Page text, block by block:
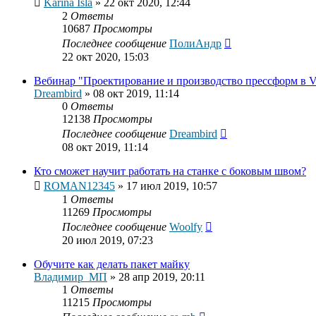
Karina Isla » 22 окт 2020, 12:44
2 Ответы
10687 Просмотры
Последнее сообщение ПолиАндр
22 окт 2020, 15:03
Вебинар "Проектирование и производство прессформ в
Dreambird » 08 окт 2019, 11:14
0 Ответы
12138 Просмотры
Последнее сообщение Dreambird
08 окт 2019, 11:14
Кто сможет научит работать на станке с боковым швом?
ROMAN12345 » 17 июл 2019, 10:57
1 Ответы
11269 Просмотры
Последнее сообщение Woolfy
20 июл 2019, 07:23
Обучите как делать пакет майку
Владимир_МП » 28 апр 2019, 20:11
1 Ответы
11215 Просмотры